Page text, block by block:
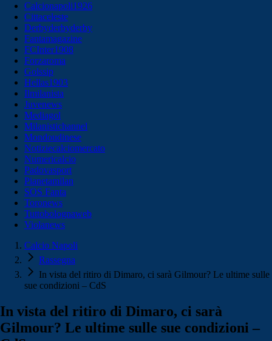
Calcionapoli1926
Cittaceleste
Derbyderbyderby
Fantamagazine
FCInter1908
Forzaroma
Golssip
Hellas1903
Ilmilanista
Juvenews
Mediagol
Milanistichannel
Mondoudinese
Notiziecalciomercato
Numericalcio
Padovasport
Pianetamilan
SOS Fanta
Toronews
Tuttobolognaweb
Violanews
Calcio Napoli
Rassegna
In vista del ritiro di Dimaro, ci sarà Gilmour? Le ultime sulle
sue condizioni – CdS
In vista del ritiro di Dimaro, ci sarà
Gilmour? Le ultime sulle sue condizioni –